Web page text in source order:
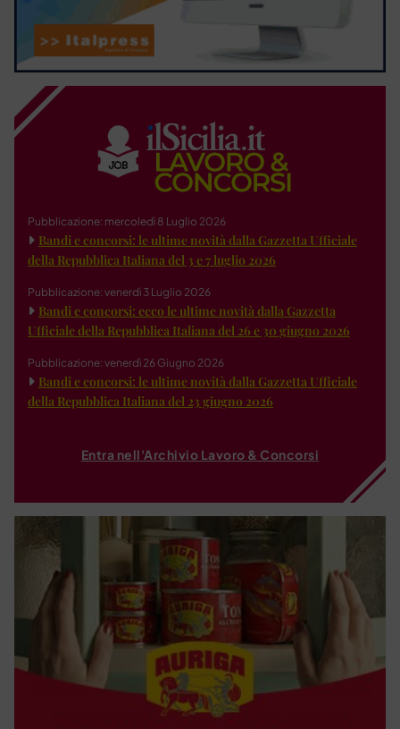
Pubblicazione: mercoledì 8 Luglio 2026
Bandi e concorsi: le ultime novità dalla Gazzetta Ufficiale
della Repubblica Italiana del 3 e 7 luglio 2026
Pubblicazione: venerdì 3 Luglio 2026
Bandi e concorsi: ecco le ultime novità dalla Gazzetta
Ufficiale della Repubblica Italiana del 26 e 30 giugno 2026
Pubblicazione: venerdì 26 Giugno 2026
Bandi e concorsi: le ultime novità dalla Gazzetta Ufficiale
della Repubblica Italiana del 23 giugno 2026
Entra nell'Archivio Lavoro & Concorsi